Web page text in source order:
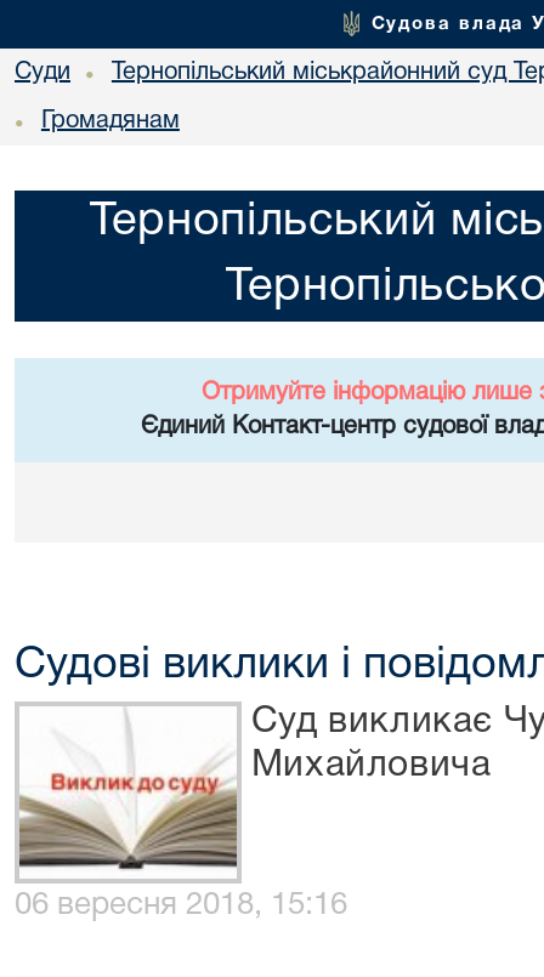
Судова влада
Суди • Тернопільський міськрайонний суд
• Громадянам
Тернопільський
Отримуйте інформацію лише
Єдиний Контакт-центр судової
Судові виклики і
Суд викликає
Михайловича
06 вересня 2018, 15:16